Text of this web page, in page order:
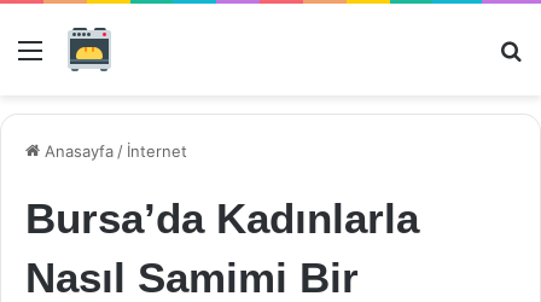
Menü
Anasayfa / İnternet
Bursa’da Kadınlarla
Nasıl Samimi Bir